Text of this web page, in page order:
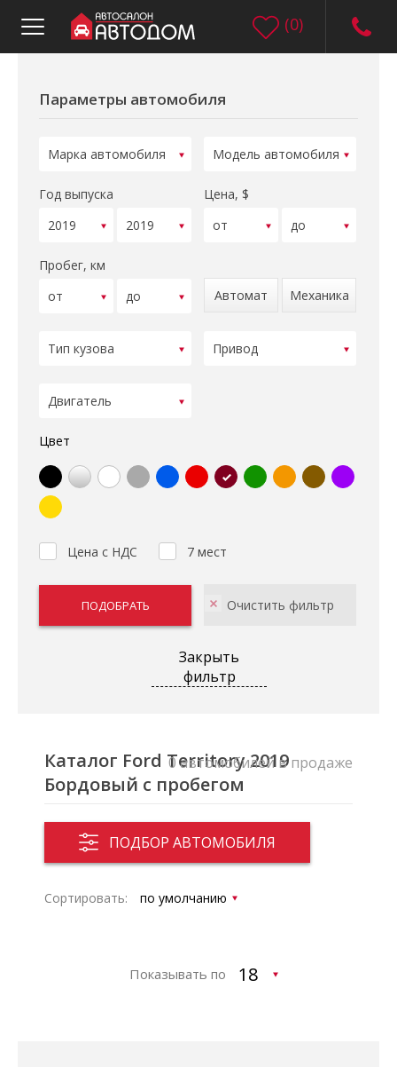
(0)
Параметры автомобиля
Год выпуска Цена, $
Пробег, км
Автомат
Механика
Цвет
Цена с НДС 7 мест
Закрыть
фильтр
Каталог Ford Territory 2019
Бордовый с пробегом
ПОДБОР АВТОМОБИЛЯ
0 автомобилей в продаже
Сортировать:
Показывать по